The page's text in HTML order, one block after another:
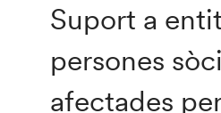
Suport a
persones
afectades